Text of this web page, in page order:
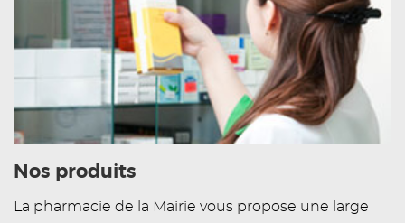
Nos produits
La pharmacie de la Mairie vous propose une large